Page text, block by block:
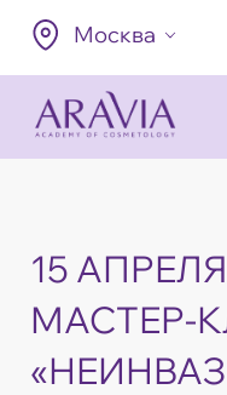
Москва
15
МАСТЕР-